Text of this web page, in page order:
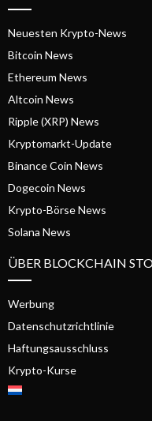
Neuesten Krypto-News
Bitcoin News
Ethereum News
Altcoin News
Ripple (XRP) News
Kryptomarkt-Update
Binance Coin News
Dogecoin News
Krypto-Börse News
Solana News
ÜBER BLOCKCHAIN
Werbung
Datenschutzrichtlinie
Haftungsausschluss
Krypto-Kurse